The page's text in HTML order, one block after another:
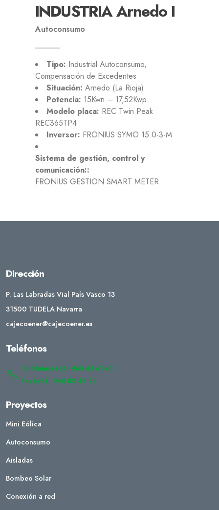
INDUSTRIA Arnedo I
Autoconsumo
Tipo: Industrial Autoconsumo,
Compensación de Excedentes
Situación: Arnedo (La Rioja)
Potencia: 15Kwn – 17,52Kwp
Modelo placa: REC Twin Peak
REC365TP4
Inversor: FRONIUS SYMO 15.0-3-M
Sistema de gestión, control y
comunicación::
FRONIUS GESTION SMART METER
Dirección
P. Las Labradas Vial País Vasco 13
31500 TUDELA Navarra
cajecoener@cajecoener.es
Teléfonos
Teléfono (+34) 948 41 41 41
Fax (+34) 948 82 48 22
Proyectos
Mini Eólica
Autoconsumo
Aisladas
Bombeo Solar
Conexión a red